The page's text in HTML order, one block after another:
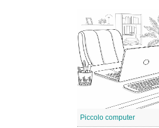
Piccolo computer